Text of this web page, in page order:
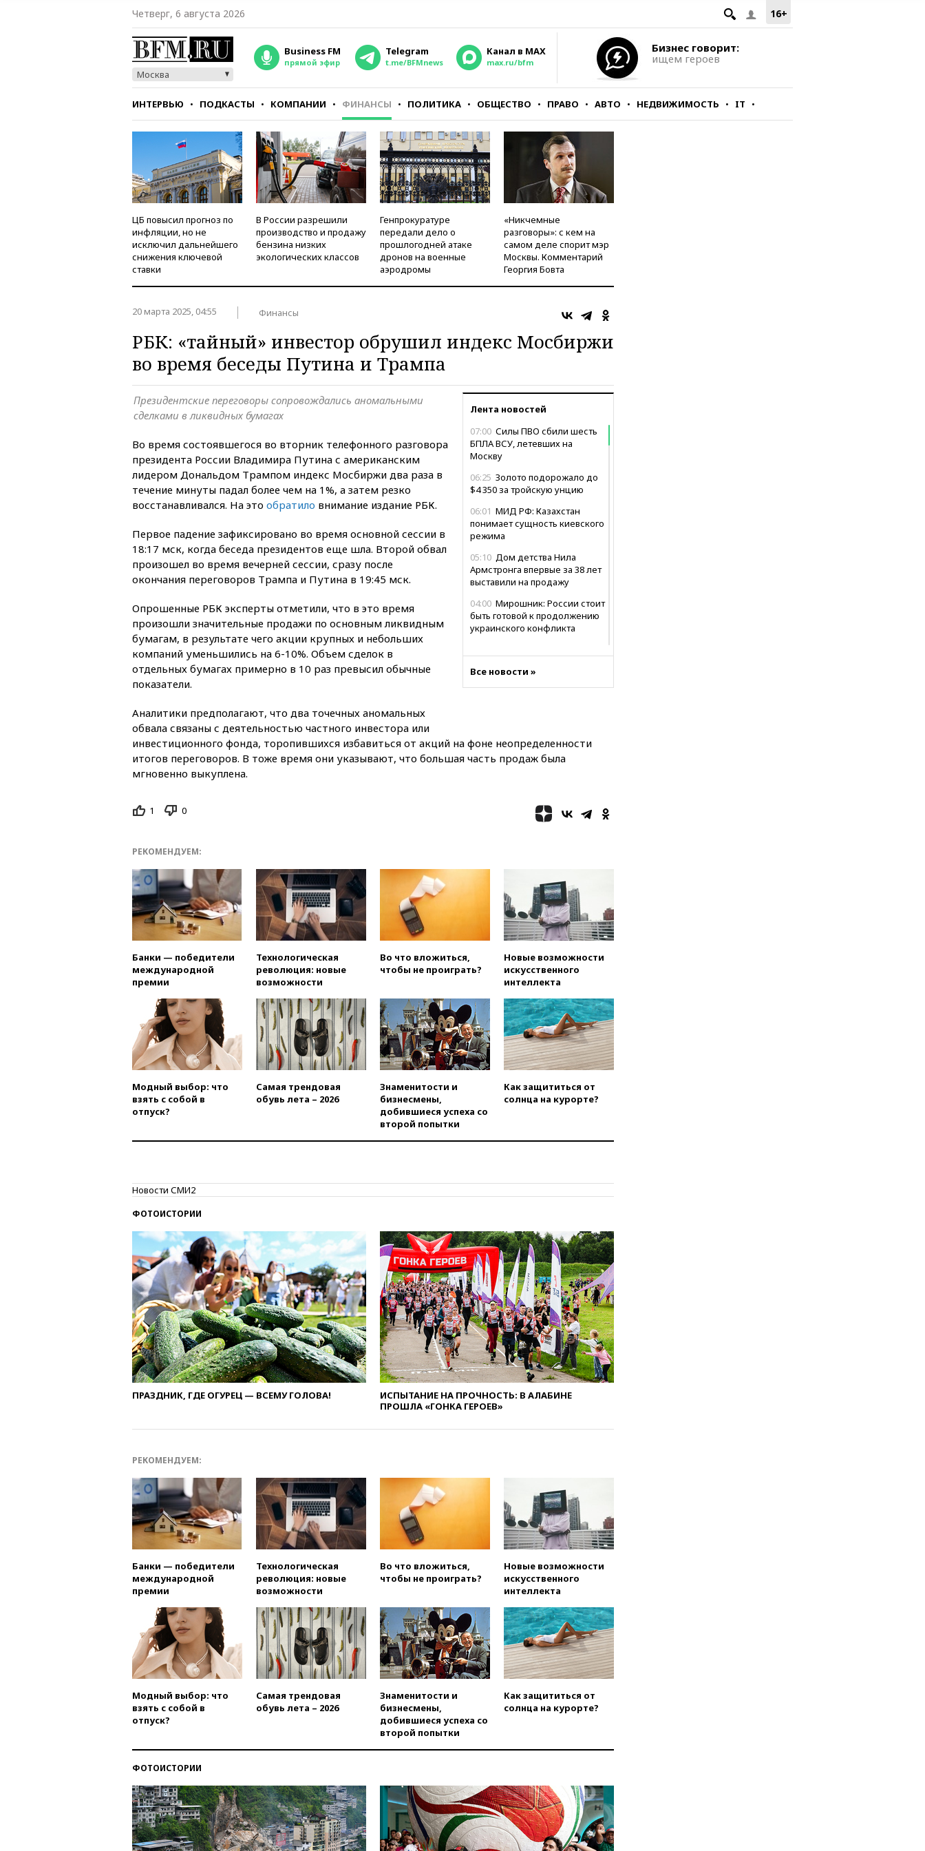
16+
Четверг, 6 августа 2026
Москва
Business FM
прямой эфир
Telegram
t.me/BFMnews
Канал в MAX
max.ru/bfm
Бизнес говорит:
ищем героев
ИНТЕРВЬЮ ПОДКАСТЫ КОМПАНИИ ФИНАНСЫ ПОЛИТИКА ОБЩЕСТВО ПРАВО АВТО НЕДВИЖИМОСТЬ IT
СТИЛЬ ТЕСТЫ
ЦБ повысил прогноз по
инфляции, но не
исключил дальнейшего
снижения ключевой
ставки
В России разрешили
производство и продажу
бензина низких
экологических классов
Генпрокуратуре
передали дело о
прошлогодней атаке
дронов на военные
аэродромы
«Никчемные
разговоры»: с кем на
самом деле спорит мэр
Москвы. Комментарий
Георгия Бовта
20 марта 2025, 04:55 Финансы
РБК: «тайный» инвестор обрушил индекс Мосбиржи
во время беседы Путина и Трампа
Лента новостей
07:00 Силы ПВО сбили шесть
БПЛА ВСУ, летевших на
Москву
06:25 Золото подорожало до
$4 350 за тройскую унцию
06:01 МИД РФ: Казахстан
понимает сущность киевского
режима
05:10 Дом детства Нила
Армстронга впервые за 38 лет
выставили на продажу
04:00 Мирошник: России стоит
быть готовой к продолжению
украинского конфликта
Ираном
01:10 МИД РФ: ЕС пытается
сохранить мобилизационный
ресурс для Украины
после последней операции
«Спартак»
разгромил «Оренбург» в
Кубке России
вчера, 23:00Пост Дмитриева в
X о миграционном кризисе в
просмотров
вчера, 22:49 Минпромторг:
банкротство «Кванта» не
означает прекращения
производства телевизоров в
РФ
вчера, 22:35Семь грузовых
вагонов сошли с рельсов в
вчера, 22:22 Минфин: в июле
выросли нефтегазовые
вчера, 21:43Организаторы
пройдет в Саудовской Аравии
вчера, 21:35Машков: в РФ
подготовили концепцию
развития театрального
искусства до 2035 года
вчера, 21:21Правительство
РФ разрешило продажу
бензина старых
экологических классов
вчера, 21:15Путин обсудил с
Машковым 150-летие Союза
театральных деятелей
«взрывная» диарея охватила
вчера, 20:20
Третий комплект
золотых медалей выиграли на
ЧЕ российские синхронистки
главы «Уралдронзавода»
после взрыва ничего не
угрожает
вчера, 20:08По всей Грузии
снова отключилось
электричество
вчера, 20:00Зеленский связал
дефицит ракет с попыткой
уступкам
вчера, 19:45
Памфилова: ЦИК
выборов
сообщила об омоложении
партийных списков на выборах
в Госдуму
вчера, 19:25Путин
прокомментировал первый
Все новости »
Президентские переговоры сопровождались аномальными
сделками в ликвидных бумагах
Во время состоявшегося во вторник телефонного разговора
президента России Владимира Путина с американским
лидером Дональдом Трампом индекс Мосбиржи два раза в
течение минуты падал более чем на 1%, а затем резко
восстанавливался. На это обратило внимание издание РБК.
Первое падение зафиксировано во время основной сессии в
18:17 мск, когда беседа президентов еще шла. Второй обвал
произошел во время вечерней сессии, сразу после
окончания переговоров Трампа и Путина в 19:45 мск.
Опрошенные РБК эксперты отметили, что в это время
произошли значительные продажи по основным ликвидным
бумагам, в результате чего акции крупных и небольших
компаний уменьшились на 6-10%. Объем сделок в
отдельных бумагах примерно в 10 раз превысил обычные
показатели.
Аналитики предполагают, что два точечных аномальных
обвала связаны с деятельностью частного инвестора или
инвестиционного фонда, торопившихся избавиться от акций на фоне неопределенности
итогов переговоров. В тоже время они указывают, что большая часть продаж была
мгновенно выкуплена.
1 0
РЕКОМЕНДУЕМ:
Банки — победители
международной
премии
Технологическая
революция: новые
возможности
Во что вложиться,
чтобы не проиграть?
Новые возможности
искусственного
интеллекта
Модный выбор: что
взять с собой в
отпуск?
Самая трендовая
обувь лета – 2026
Знаменитости и
бизнесмены,
добившиеся успеха со
второй попытки
Как защититься от
солнца на курорте?
Новости СМИ2
ФОТОИСТОРИИ
ПРАЗДНИК, ГДЕ ОГУРЕЦ — ВСЕМУ ГОЛОВА!
ИСПЫТАНИЕ НА ПРОЧНОСТЬ: В АЛАБИНЕ
ПРОШЛА «ГОНКА ГЕРОЕВ»
РЕКОМЕНДУЕМ:
Банки — победители
международной
премии
Технологическая
революция: новые
возможности
Во что вложиться,
чтобы не проиграть?
Новые возможности
искусственного
интеллекта
Модный выбор: что
взять с собой в
отпуск?
Самая трендовая
обувь лета – 2026
Знаменитости и
бизнесмены,
добившиеся успеха со
второй попытки
Как защититься от
солнца на курорте?
ФОТОИСТОРИИ